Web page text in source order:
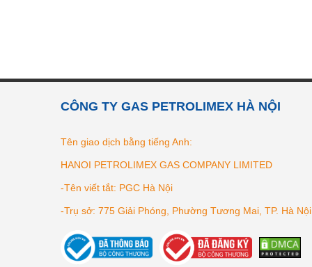
CÔNG TY GAS PETROLIMEX HÀ NỘI
Tên giao dịch bằng tiếng Anh:
HANOI PETROLIMEX GAS COMPANY LIMITED
-Tên viết tắt: PGC Hà Nội
-Trụ sở: 775 Giải Phóng, Phường Tương Mai, TP. Hà Nội